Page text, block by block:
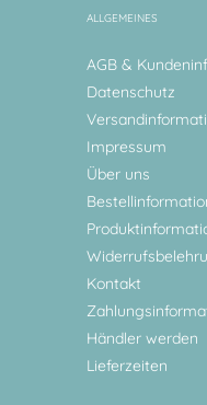
ALLGEMEINES
AGB &
Datenschutz
Impressum
Über uns
Kontakt
Händler werden
Lieferzeiten